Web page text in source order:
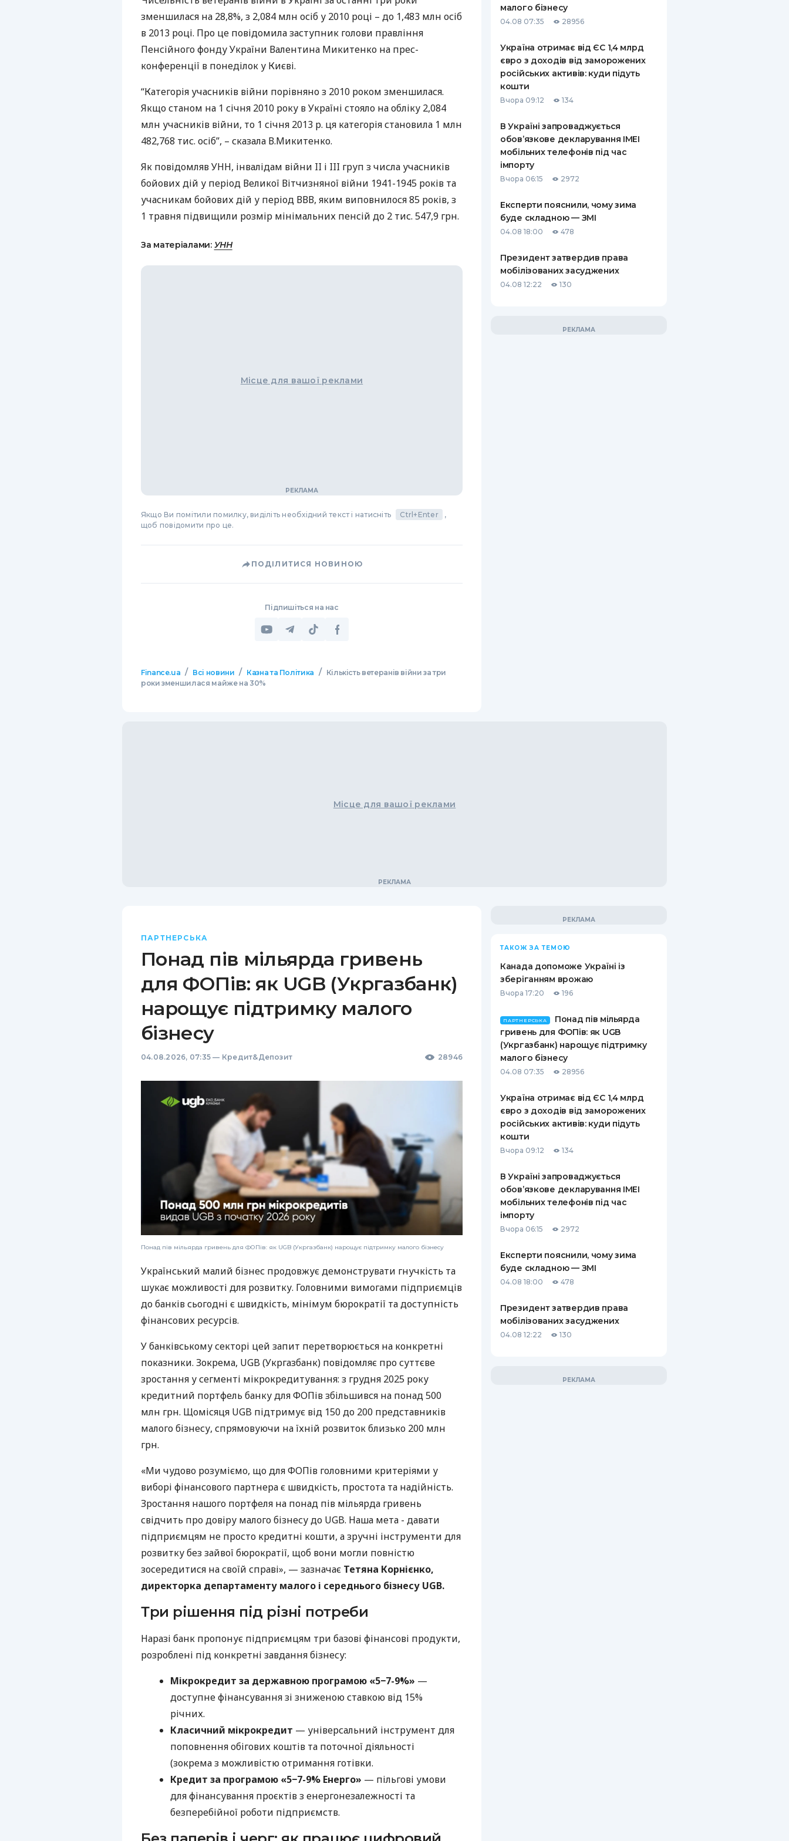
РЕЙТИНГ ДЕБЕТОВИХ
КАРТОК
ЩОМІСЯЧНИЙ ОГЛЯД
ПУТІВНИКИ ПО
ПУТІВНИКИ ПО
ВСІ СТРАХОВІ ПОЛІСИ
СТРАХОВІ КОМПАНІЇ
ВІДГУКИ ПРО СТРАХОВІ
ДОСТАВКА І ОПЛАТА
зменшилася на 28,8%, з 2,084 млн осіб у 2010 році – до 1,483 млн осіб
в 2013 році. Про це повідомила заступник голови правління
Пенсійного фонду України Валентина Микитенко на прес-
конференції в понеділок у Києві.
“Категорія учасників війни порівняно з 2010 роком зменшилася.
Якщо станом на 1 січня 2010 року в Україні стояло на обліку 2,084
млн учасників війни, то 1 січня 2013 р. ця категорія становила 1 млн
482,768 тис. осіб”, – сказала В.Микитенко.
Як повідомлявУНН, інвалідам війни II і III груп з числа учасників
бойових дій у період Великої Вітчизняної війни 1941-1945 років та
учасникам бойових дій у період ВВВ, яким виповнилося 85 років, з
1 травня підвищили розмір мінімальних пенсій до 2 тис. 547,9 грн.
За матеріалами: УНН
Місце для вашої реклами
Якщо Ви помітили помилку, виділіть необхідний текст і натисніть Ctrl+Enter
,
щоб повідомити про це.
ПОДІЛИТИСЯ НОВИНОЮ
Підпишіться на нас
Finance.ua / Всі новини / Казна та Політика /
Кількість ветеранів війни за три
роки зменшилася майже на 30%
малого бізнесу
04.08 07:35 28956
Україна отримає від ЄС 1,4 млрд
євро з доходів від заморожених
російських активів: куди підуть
кошти
Вчора 09:12 134
В Україні запроваджується
обов’язкове декларування IMEI
мобільних телефонів під час
імпорту
Вчора 06:15 2972
Експерти пояснили, чому зима
буде складною — ЗМІ
04.08 18:00 478
Президент затвердив права
мобілізованих засуджених
04.08 12:22 130
Місце для вашої реклами
ПАРТНЕРСЬКА
Понад пів мільярда гривень
для ФОПів: як UGB (Укргазбанк)
нарощує підтримку малого
бізнесу
04.08.2026, 07:35 — Кредит&Депозит 28946
Понад пів мільярда гривень для ФОПів: як UGB (Укргазбанк) нарощує підтримку малого бізнесу
Український малий бізнес продовжує демонструвати гнучкість та
шукає можливості для розвитку. Головними вимогами підприємців
до банків сьогодні є швидкість, мінімум бюрократії та доступність
фінансових ресурсів.
У банківському секторі цей запит перетворюється на конкретні
показники. Зокрема, UGB (Укргазбанк) повідомляє про суттєве
зростання у сегменті мікрокредитування: з грудня 2025 року
кредитний портфель банку для ФОПів збільшився на понад 500
млн грн. Щомісяця UGB підтримує від 150 до 200 представників
малого бізнесу, спрямовуючи на їхній розвиток близько 200 млн
грн.
«Ми чудово розуміємо, що для ФОПів головними критеріями у
виборі фінансового партнера є швидкість, простота та надійність.
Зростання нашого портфеля на понад пів мільярда гривень
свідчить про довіру малого бізнесу до UGB. Наша мета - давати
підприємцям не просто кредитні кошти, а зручні інструменти для
розвитку без зайвої бюрократії, щоб вони могли повністю
зосередитися на своїй справі», — зазначає Тетяна Корнієнко,
директорка департаменту малого і середнього бізнесу UGB.
Три рішення під різні потреби
Наразі банк пропонує підприємцям три базові фінансові продукти,
розроблені під конкретні завдання бізнесу:
Мікрокредит за державною програмою «5−7-9%» —
доступне фінансування зі зниженою ставкою від 15%
річних.
Класичний мікрокредит — універсальний інструмент для
поповнення обігових коштів та поточної діяльності
(зокрема з можливістю отримання готівки.
Кредит за програмою «5−7-9% Енерго» — пільгові умови
для фінансування проєктів з енергонезалежності та
безперебійної роботи підприємств.
ТАКОЖ ЗА ТЕМОЮ
Канада допоможе Україні із
зберіганням врожаю
Вчора 17:20 196
ПАРТНЕРСЬКА
Понад пів мільярда
гривень для ФОПів: як UGB
(Укргазбанк) нарощує підтримку
малого бізнесу
04.08 07:35 28956
Україна отримає від ЄС 1,4 млрд
євро з доходів від заморожених
російських активів: куди підуть
кошти
Вчора 09:12 134
В Україні запроваджується
обов’язкове декларування IMEI
мобільних телефонів під час
імпорту
Вчора 06:15 2972
Експерти пояснили, чому зима
буде складною — ЗМІ
04.08 18:00 478
Президент затвердив права
мобілізованих засуджених
04.08 12:22 130